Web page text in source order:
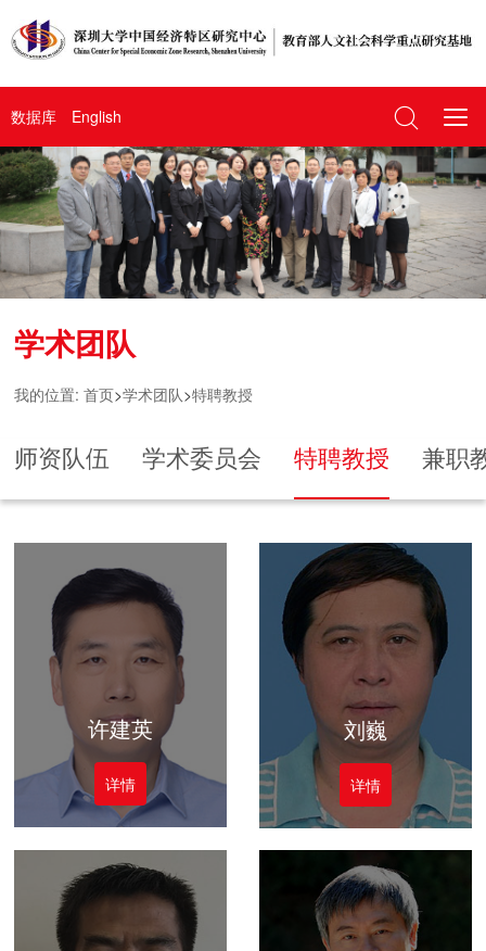
数据库 English
学术团队
我的位置: 首页>学术团队>特聘教授
师资队伍 学术委员会 特聘教授 兼职
许建英
详情
刘巍
详情